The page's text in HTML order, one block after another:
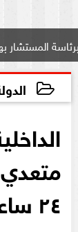
بهاء أبو
٢٤ ساعة